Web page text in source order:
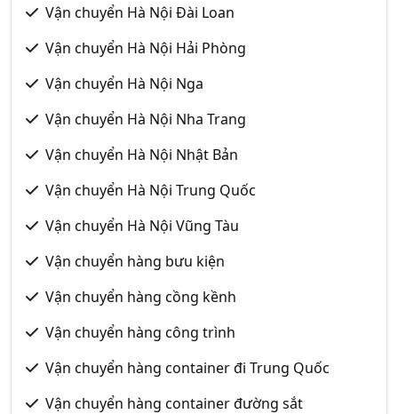
Vận chuyển Hà Nội Đài Loan
Vận chuyển Hà Nội Hải Phòng
Vận chuyển Hà Nội Nga
Vận chuyển Hà Nội Nha Trang
Vận chuyển Hà Nội Nhật Bản
Vận chuyển Hà Nội Trung Quốc
Vận chuyển Hà Nội Vũng Tàu
Vận chuyển hàng bưu kiện
Vận chuyển hàng cồng kềnh
Vận chuyển hàng công trình
Vận chuyển hàng container đi Trung Quốc
Vận chuyển hàng container đường sắt